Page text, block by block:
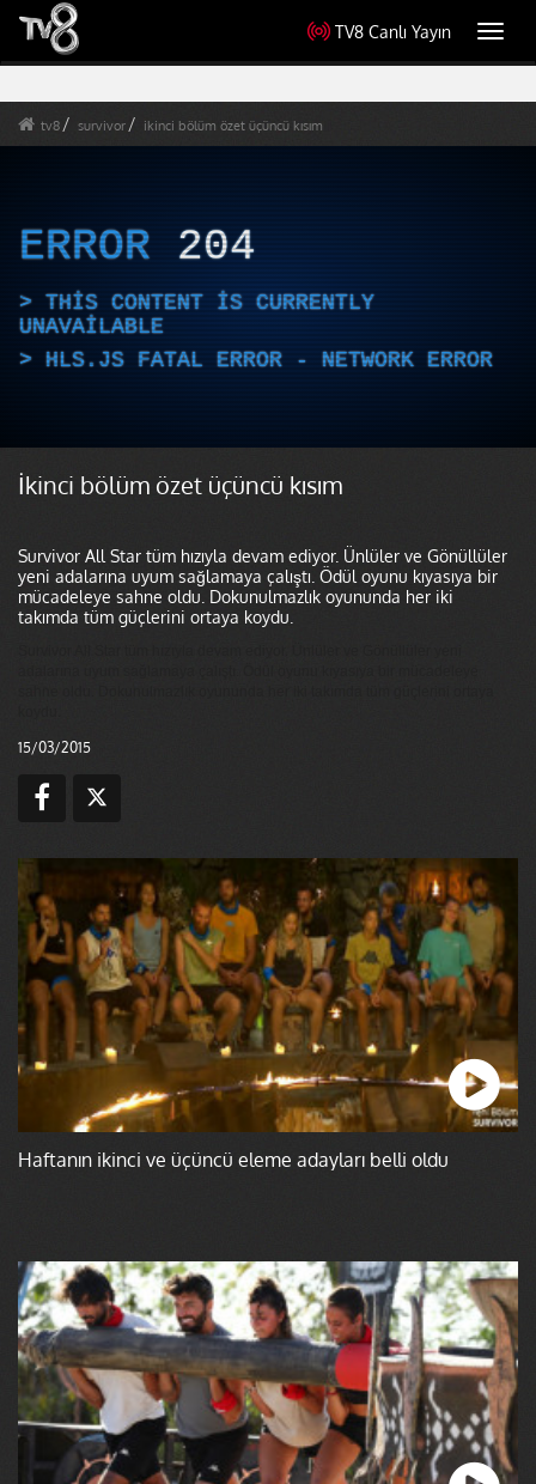
TV8 Canlı Yayın
tv8 survivor ikinci bölüm özet üçüncü kısım
ERROR 204
THIS CONTENT IS CURRENTLY
UNAVAILABLE
HLS.JS FATAL ERROR - NETWORK ERROR
İkinci bölüm özet üçüncü kısım
Survivor All Star tüm hızıyla devam ediyor. Ünlüler ve Gönüllüler
yeni adalarına uyum sağlamaya çalıştı. Ödül oyunu kıyasıya bir
mücadeleye sahne oldu. Dokunulmazlık oyununda her iki
takımda tüm güçlerini ortaya koydu.
15/03/2015
Haftanın ikinci ve üçüncü eleme adayları belli oldu